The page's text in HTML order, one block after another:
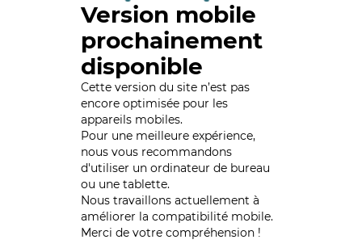
Version mobile
prochainement
disponible
Cette version du site n’est pas
encore optimisée pour les
appareils mobiles.
Pour une meilleure expérience,
nous vous recommandons
d'utiliser un ordinateur de bureau
ou une tablette.
Nous travaillons actuellement à
améliorer la compatibilité mobile.
Merci de votre compréhension !